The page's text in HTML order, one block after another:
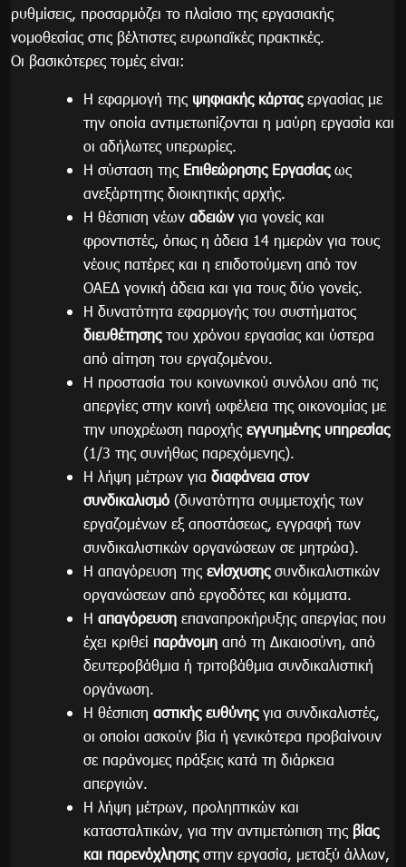
ρυθμίσεις, προσαρμόζει το πλαίσιο της εργασιακής
νομοθεσίας στις βέλτιστες ευρωπαϊκές πρακτικές.
Οι βασικότερες τομές είναι:
Η εφαρμογή της ψηφιακής κάρταςεργασίας με
την οποία αντιμετωπίζονται η μαύρη εργασία και
οι αδήλωτες υπερωρίες.
Η σύσταση της Επιθεώρησης Εργασίαςως
ανεξάρτητης διοικητικής αρχής.
Η θέσπιση νέων αδειώνγια γονείς και
φροντιστές, όπως η άδεια 14 ημερών για τους
νέους πατέρες και η επιδοτούμενη από τον
ΟΑΕΔ γονική άδεια και για τους δύο γονείς.
Η δυνατότητα εφαρμογής του συστήματος
διευθέτησηςτου χρόνου εργασίας και ύστερα
από αίτηση του εργαζομένου.
Η προστασία του κοινωνικού συνόλου από τις
απεργίες στην κοινή ωφέλεια της οικονομίας με
την υποχρέωση παροχής εγγυημένης υπηρεσίας
(1/3 της συνήθως παρεχόμενης).
Η λήψη μέτρων για διαφάνεια στον
συνδικαλισμό (δυνατότητα συμμετοχής των
εργαζομένων εξ αποστάσεως, εγγραφή των
συνδικαλιστικών οργανώσεων σε μητρώα).
Η απαγόρευση της ενίσχυσηςσυνδικαλιστικών
οργανώσεων από εργοδότες και κόμματα.
Η απαγόρευση επαναπροκήρυξης απεργίας που
έχει κριθεί παράνομη από τη Δικαιοσύνη, από
δευτεροβάθμια ή τριτοβάθμια συνδικαλιστική
οργάνωση.
Η θέσπιση αστικής ευθύνηςγια συνδικαλιστές,
οι οποίοι ασκούν βία ή γενικότερα προβαίνουν
σε παράνομες πράξεις κατά τη διάρκεια
απεργιών.
Η λήψη μέτρων, προληπτικών και
κατασταλτικών, για την αντιμετώπιση της βίας
και παρενόχλησηςστην εργασία, μεταξύ άλλων,